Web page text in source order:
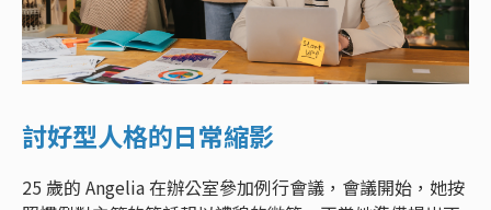
討好型人格的日常縮影
25 歲的 Angelia 在辦公室參加例行會議，會議開始，她按